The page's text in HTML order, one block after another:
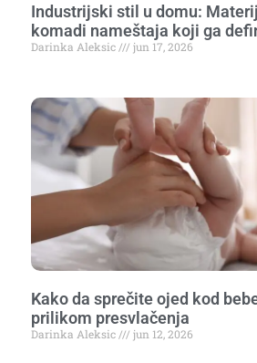
Industrijski stil u domu:
komadi nameštaja koji ga
Darinka Aleksic jun 17, 2026
Kako da sprečite ojed kod
prilikom presvlačenja
Darinka Aleksic jun 12, 2026